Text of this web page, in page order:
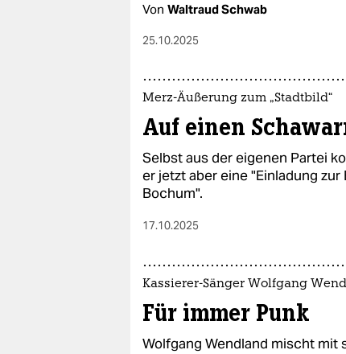
Von Waltraud Schwab
25.10.2025
Merz-Äußerung zum „Stadtbild“
Auf einen
Selbst aus der eigenen Partei
er jetzt aber eine "Einladung
Bochum".
17.10.2025
Kassierer-Sänger Wolfgang
Für immer Punk
Wolfgang Wendland mischt mit